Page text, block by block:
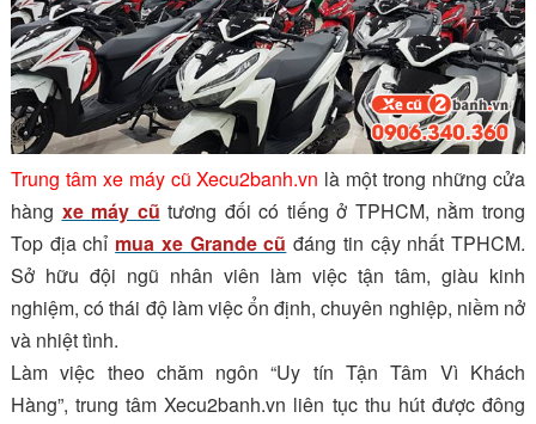
Trung tâm xe máy cũ Xecu2banh.vn là một trong những cửa
hàng xe máy cũ tương đối có tiếng ở TPHCM, nằm trong
Top địa chỉ mua xe Grande cũ đáng tin cậy nhất TPHCM.
Sở hữu đội ngũ nhân viên làm việc tận tâm, giàu kinh
nghiệm, có thái độ làm việc ổn định, chuyên nghiệp, niềm nở
và nhiệt tình.
Làm việc theo chăm ngôn “Uy tín Tận Tâm Vì Khách
Hàng”, trung tâm Xecu2banh.vn liên tục thu hút được đông